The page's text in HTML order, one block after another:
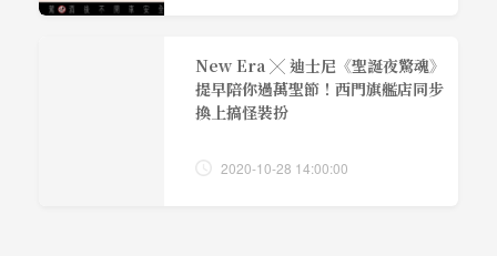
New Era ╳ 迪士尼《聖誕夜驚魂》
提早陪你過萬聖節！西門旗艦店同步
換上搞怪裝扮
2020-10-28 14:00:00